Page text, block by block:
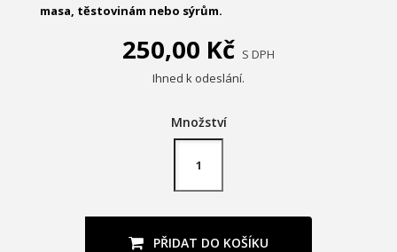
masa, těstovinám nebo sýrům.
250,00 Kč S DPH
Ihned k odeslání.
Množství
PŘIDAT DO KOŠÍKU